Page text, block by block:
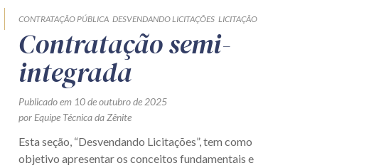
CONTRATAÇÃO PÚBLICA DESVENDANDO LICITAÇÕES LICITAÇÃO
Contratação semi-
integrada
Publicado em 10 de outubro de 2025
por Equipe Técnica da Zênite
Esta seção, “Desvendando Licitações”, tem como
objetivo apresentar os conceitos fundamentais e